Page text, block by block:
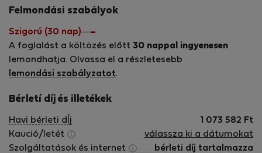
🔴 Háziállatok kérésre és felár ellenében
Felmondási szabályok
Szigorú (30 nap)
A foglalást a költözés előtt 30 nappal ingyenesen
lemondhatja. Olvassa el a részletesebb
lemondási szabályzatot.
Bérletí díj és illetékek
Havi bérleti dÍj 1 073 582 Ft
Kaució/letét
válassza ki a dátumokat
Szolgáltatások és internet
bérleti díj tartalmazza